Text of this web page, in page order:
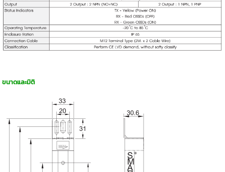
ขนาดและมิติ